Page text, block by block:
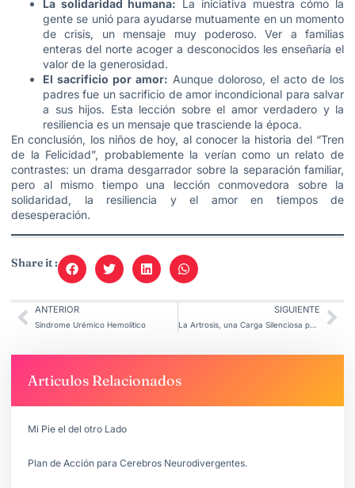
La solidaridad humana: La iniciativa muestra cómo la
gente se unió para ayudarse mutuamente en un momento
de crisis, un mensaje muy poderoso. Ver a familias
enteras del norte acoger a desconocidos les enseñaría el
valor de la generosidad.
El sacrificio por amor: Aunque doloroso, el acto de los
padres fue un sacrificio de amor incondicional para salvar
a sus hijos. Esta lección sobre el amor verdadero y la
resiliencia es un mensaje que trasciende la época.
En conclusión, los niños de hoy, al conocer la historia del “Tren
de la Felicidad”, probablemente la verían como un relato de
contrastes: un drama desgarrador sobre la separación familiar,
pero al mismo tiempo una lección conmovedora sobre la
solidaridad, la resiliencia y el amor en tiempos de
desesperación.
Share it :
ANTERIOR
Sindrome Urémico Hemolítico
SIGUIENTE
La Artrosis, una Carga Silenciosa para la Productividad Laboral.
Articulos Relacionados
Mi Pie el del otro Lado
Plan de Acción para Cerebros Neurodivergentes.